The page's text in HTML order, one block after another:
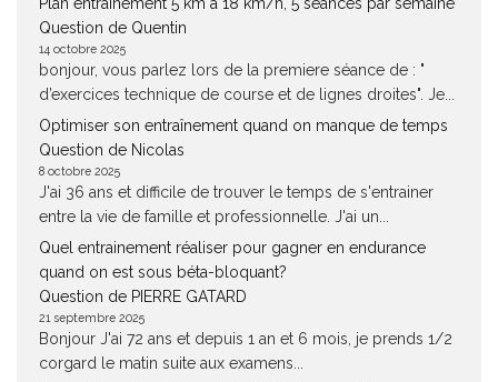
Question de Quentin
14 octobre 2025
bonjour, vous parlez lors de la premiere séance de : "
d’exercices technique de course et de lignes droites". Je...
Optimiser son entraînement quand on manque de temps
Question de Nicolas
8 octobre 2025
J'ai 36 ans et difficile de trouver le temps de s'entrainer
entre la vie de famille et professionnelle. J'ai un...
Quel entrainement réaliser pour gagner en endurance
quand on est sous béta-bloquant?
Question de PIERRE GATARD
21 septembre 2025
Bonjour J'ai 72 ans et depuis 1 an et 6 mois, je prends 1/2
corgard le matin suite aux examens...